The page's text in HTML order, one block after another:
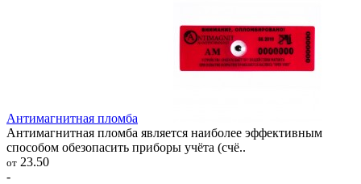
Антимагнитная пломба
Антимагнитная пломба является наиболее эффективным
способом обезопасить приборы учёта (счё..
от 23.50
-